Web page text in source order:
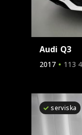
Audi Q3
2017 113
serviska